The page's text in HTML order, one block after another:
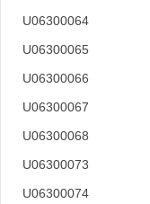
U06300064
U06300065
U06300066
U06300067
U06300068
U06300073
U06300074